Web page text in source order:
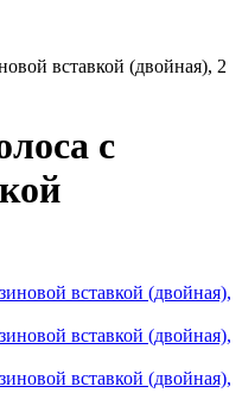
вставкой (двойная), 2
с